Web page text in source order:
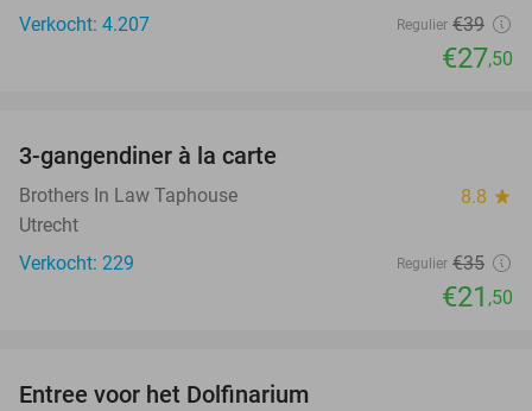
Verkocht: 4.207
Regulier €39
€27,50
3-gangendiner à la carte
Brothers In Law Taphouse 8.8 star
Utrecht
Verkocht: 229
Regulier €35
€21 ,50
Entree voor het Dolfinarium